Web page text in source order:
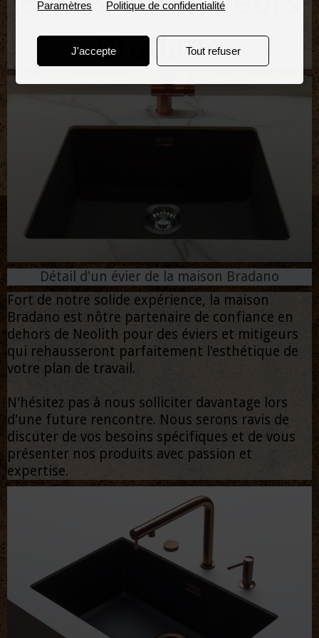
Bradano
Détail d'un évier de la maison Bradano
Fort de notre solide expérience, la maison
Bradano est nôtre partenaire de confiance en
dehors de Neolith pour des éviers et mitigeurs
qui rehausseront parfaitement l'esthétique de
votre plan de travail.
N'hésitez pas à nous solliciter davantage lors
d'une future rencontre. Nous serons ravis de
discuter de vos besoins spécifiques et de vous
présenter nos produits avec passion et
expertise.
Paramètres Politique de confidentialité
J'accepte Tout refuser